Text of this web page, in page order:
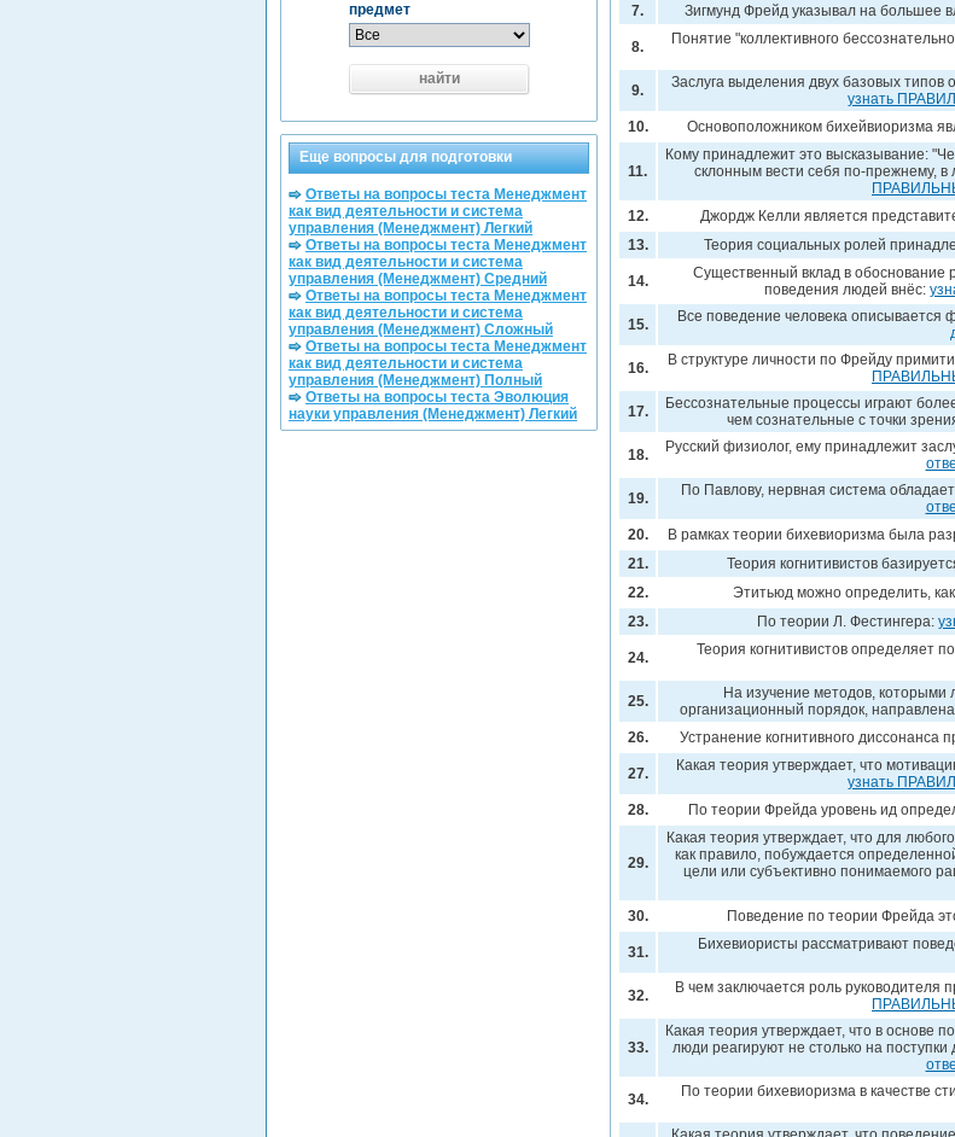
7.
Зигмунд Фрейд указывал на большее
8. Понятие "коллективного
9.
Заслуга выделения двух базовых типов
узнать
10.
Основоположником бихейвиоризма
11.
Кому принадлежит это высказывание:
склонным вести себя по-прежнему, в
12.
Джордж Келли является
13.
Теория социальных ролей
14.
Существенный вклад в обоснование
поведения людей внёс:
15. Все поведение человека описывается
16. В структуре личности по Фрейду
17.
Бессознательные процессы играют
чем сознательные с точки
18. Русский физиолог, ему принадлежит
19. По Павлову, нервная система
20.
В рамках теории бихевиоризма была
21.
Теория когнитивистов
22.
Этитьюд можно определить,
23.
По теории Л. Фестингера:
24. Теория когнитивистов определяет
25.
На изучение методов, которыми
организационный порядок,
26.
Устранение когнитивного диссонанса
27.
Какая теория утверждает, что
узнать
28.
По теории Фрейда уровень ид
29.
Какая теория утверждает, что для
как правило, побуждается
цели или субъективно понимаемого
30.
Поведение по теории Фрейда
31. Бихевиористы рассматривают
32. В чем заключается роль
33.
Какая теория утверждает, что в основе
люди реагируют не столько на
34. По теории бихевиоризма в качестве
предмет
найти
Еще вопросы для подготовки
Ответы на вопросы теста Менеджмент
как вид деятельности и система
управления (Менеджмент) Легкий
Ответы на вопросы теста Менеджмент
как вид деятельности и система
управления (Менеджмент) Средний
Ответы на вопросы теста Менеджмент
как вид деятельности и система
управления (Менеджмент) Сложный
Ответы на вопросы теста Менеджмент
как вид деятельности и система
управления (Менеджмент) Полный
Ответы на вопросы теста Эволюция
науки управления (Менеджмент) Легкий